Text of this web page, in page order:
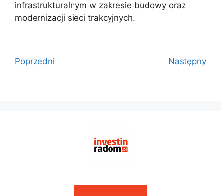
infrastrukturalnym w zakresie budowy oraz
modernizacji sieci trakcyjnych.
Poprzedni Następny